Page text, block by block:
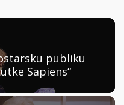
publiku
Sapiens“